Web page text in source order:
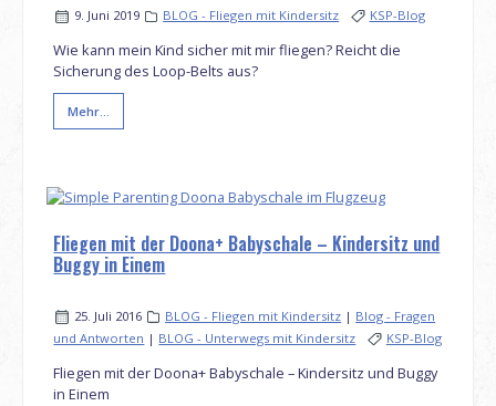
9. Juni 2019 BLOG - Fliegen mit Kindersitz KSP-Blog
Wie kann mein Kind sicher mit mir fliegen? Reicht die
Sicherung des Loop-Belts aus?
Mehr...
Fliegen mit der Doona+ Babyschale – Kindersitz und
Buggy in Einem
25. Juli 2016 BLOG - Fliegen mit Kindersitz | Blog - Fragen
und Antworten | BLOG - Unterwegs mit Kindersitz KSP-Blog
Fliegen mit der Doona+ Babyschale – Kindersitz und Buggy
in Einem